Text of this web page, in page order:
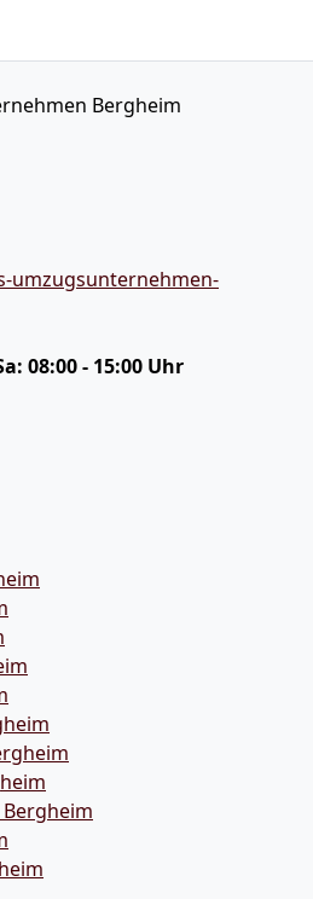
Bergheim
umzugsunternehmen-
08:00 - 15:00 Uhr